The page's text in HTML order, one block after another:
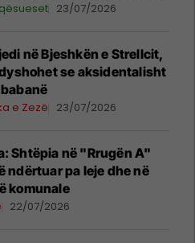
23/07/2026
në Bjeshkën e Strellcit,
se aksidentalisht
e Zezë 23/07/2026
Shtëpia në "Rrugën A"
ndërtuar pa leje dhe në
komunale
22/07/2026